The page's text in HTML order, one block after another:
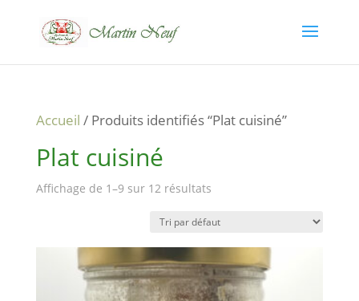
Accueil / Produits identifiés “Plat cuisiné”
Plat cuisiné
Affichage de 1–9 sur 12 résultats